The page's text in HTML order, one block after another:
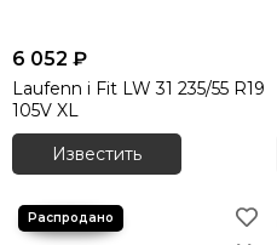
6 052 ₽
Laufenn i Fit LW 31 235/55 R19
105V XL
Известить